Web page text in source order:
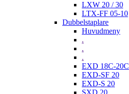
LXW 20 / 30
LTX-FF 05-10
Dubbelstaplare
Huvudmeny
.
.
.
EXD 18C-20C
EXD-SF 20
EXD-S 20
SXD 20